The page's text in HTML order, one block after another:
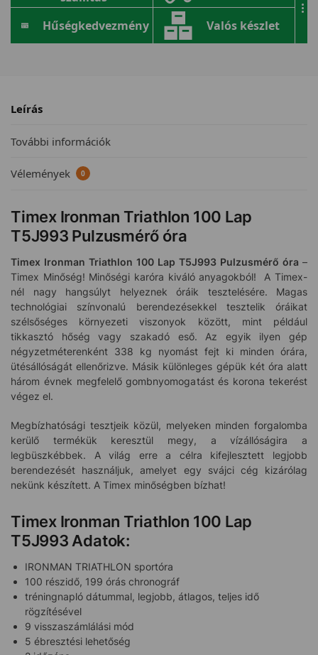
Hűségkedvezmény Valós készlet
...
Leírás
További információk
Vélemények 0
Timex Ironman Triathlon 100 Lap
T5J993 Pulzusmérő óra
Timex Ironman Triathlon 100 Lap T5J993 Pulzusmérő óra –
Timex Minőség! Minőségi karóra kiváló anyagokból! A Timex-
nél nagy hangsúlyt helyeznek óráik tesztelésére. Magas
technológiai színvonalú berendezésekkel tesztelik óráikat
szélsőséges környezeti viszonyok között, mint például
tikkasztó hőség vagy szakadó eső. Az egyik ilyen gép
négyzetméterenként 338 kg nyomást fejt ki minden órára,
ütésállóságát ellenőrizve. Másik különleges gépük két óra alatt
három évnek megfelelő gombnyomogatást és korona tekerést
végez el.
Megbízhatósági tesztjeik közül, melyeken minden forgalomba
kerülő termékük keresztül megy, a vízállóságira a
legbüszkébbek. A világ erre a célra kifejlesztett legjobb
berendezését használjuk, amelyet egy svájci cég kizárólag
nekünk készített. A Timex minőségben bízhat!
Timex Ironman Triathlon 100 Lap
T5J993 Adatok:
IRONMAN TRIATHLON sportóra
100 részidő, 199 órás chronográf
tréningnapló dátummal, legjobb, átlagos, teljes idő
rögzítésével
9 visszaszámlálási mód
5 ébresztési lehetőség